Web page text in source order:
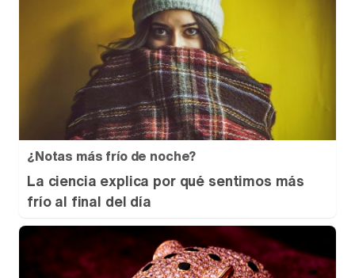
¿Notas más frío de noche?
La ciencia explica por qué sentimos más
frío al final del día